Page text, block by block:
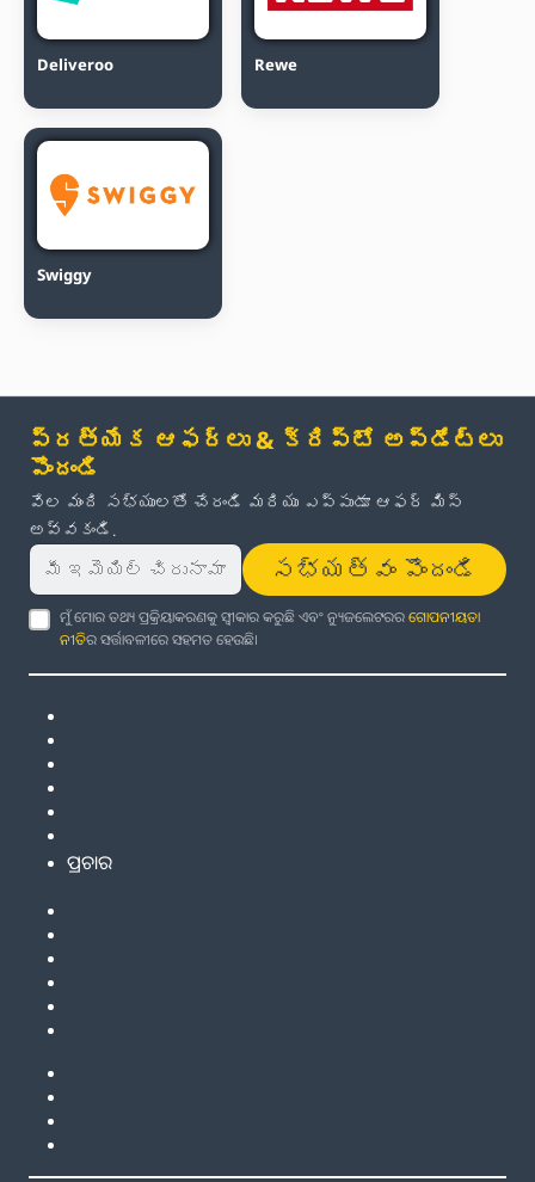
Deliveroo Rewe
Swiggy
ప్రత్యేక ఆఫర్లు & క్రిప్టో అప్‌డేట్‌లు
పొందండి
వేల మంది సభ్యులతో చేరండి మరియు ఎప్పుడూ ఆఫర్ మిస్
అవ్వకండి.
సభ్యత్వం పొందండి
ମୁଁ ମୋର ତଥ୍ୟ ପ୍ରକ୍ରିୟାକରଣକୁ ସ୍ୱୀକାର କରୁଛି ଏବଂ ନ୍ୟୁଜଲେଟରରଗୋପନୀୟତା
ନୀତିର ସର୍ତ୍ତାବଳୀରେ ସହମତ ହେଉଛି।
ପ୍ରଚାର